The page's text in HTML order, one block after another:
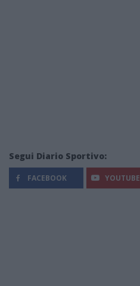
Segui Diario Sportivo:
FACEBOOK YOUTUBE